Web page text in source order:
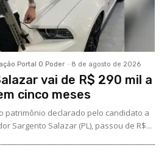
Portal O Poder - 8 de agosto de 2026
vai de R$ 290 mil a
cinco meses
patrimônio declarado pelo candidato a
Sargento Salazar (PL), passou de R$...